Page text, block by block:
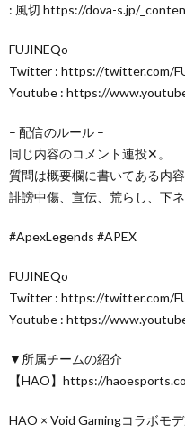
: 風切 https://dova-s.jp/
FUJINEQo
Twitter : https://twitter.com/
Youtube : https://
– 配信のルール –
同じ内容のコメント連投✕。
質問は概要欄に書いてある内
誹謗中傷、宣伝、荒らし、下
#ApexLegends​​ #APEX
FUJINEQo
Twitter : https://twitter.com/
Youtube : https://
▼所属チームの紹介
【HAO】https://
HAO × Void Gamingコラボモ